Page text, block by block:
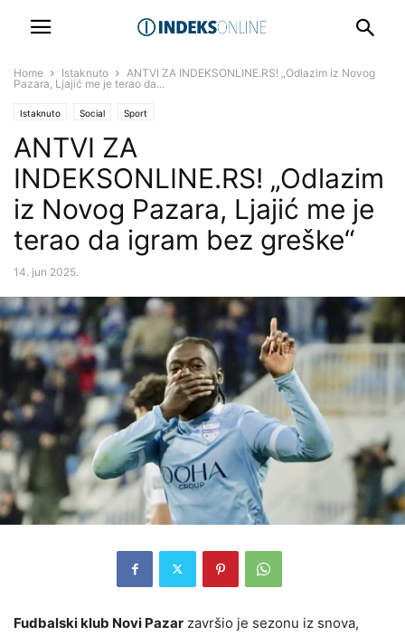
Home Istaknuto
ANTVI ZA INDEKSONLINE.RS! „Odlazim iz Novog
Pazara, Ljajić me je terao da...
Istaknuto Social Sport
ANTVI ZA
INDEKSONLINE.RS! „Odlazim
iz Novog Pazara, Ljajić me je
terao da igram bez greške“
14. jun 2025.
Fudbalski klub Novi Pazar završio je sezonu iz snova,